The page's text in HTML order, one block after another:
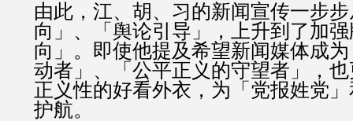
由此，江、胡、习的新闻宣传一步
向」、「舆论引导」，上升到了加
向」。即使他提及希望新闻媒体成
动者」、「公平正义的守望者」，
正义性的好看外衣，为「党报姓党
护航。